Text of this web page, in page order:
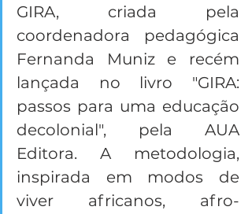
GIRA, criada pela
coordenadora pedagógica
Fernanda Muniz e recém
lançada no livro "GIRA:
passos para uma educação
decolonial", pela AUA
Editora. A metodologia,
inspirada em modos de
viver africanos, afro-